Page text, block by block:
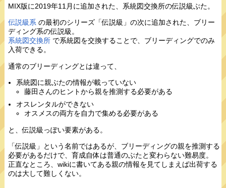
MIX版に2019年11月に追加された、系統図交換所の伝説級ぶた。
伝説級系 の最初のシリーズ「伝説級」の次に追加された、ブリー
ディング系の伝説級。
系統図交換所 で系統図を交換することで、ブリーディングでのみ
入荷できる。
通常のブリーディングとは違って、
系統図に親ぶたの情報が載っていない
藤田さんのヒントから親を推測する必要がある
オスレンタルができない
オスメスの両方を自力で集める必要がある
と、伝説級っぽい要素がある。
「伝説級」という名前ではあるが、ブリーディングの親を推測する
必要があるだけで、育成自体は普通のぶたと変わらない難易度。
正直なところ、wikiに書いてある親の情報を見てしまえば出荷する
のは大して難しくない。